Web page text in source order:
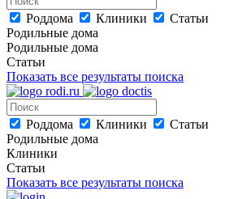
Роддома Клиники
Статьи
Родильные дома
Родильные дома
Статьи
Показать все результаты поиска
Роддома Клиники
Статьи
Родильные дома
Клиники
Статьи
Показать все результаты поиска